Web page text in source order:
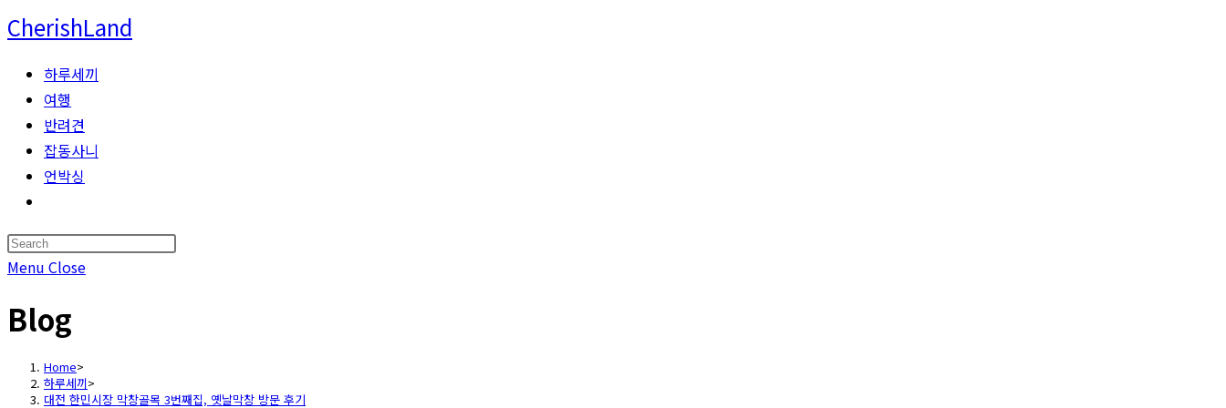
Skip
to
content
CherishLand
하루세끼
여행
반려견
잡동사니
언박싱
search
Press
panel.
Menu Close
Blog
Home>
하루세끼>
대전 한민시장 막창골목 3번째집, 옛날막창 방문 후기